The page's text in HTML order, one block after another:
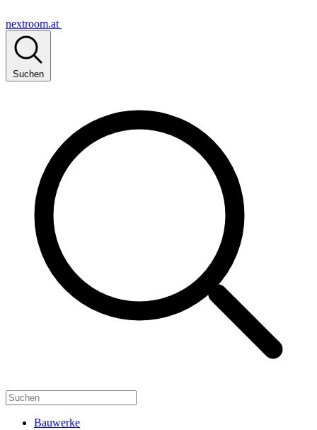
nextroom.at
Suchen
Bauwerke